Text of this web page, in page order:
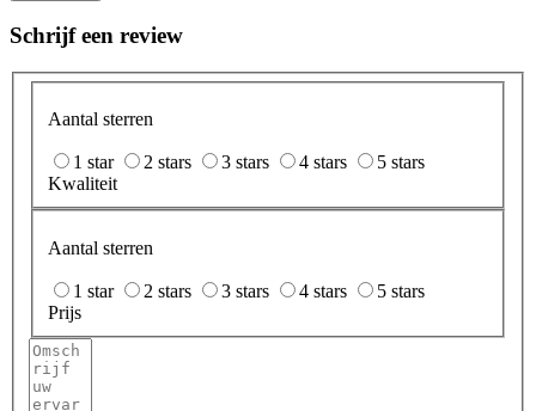
Schrijf een review
Aantal sterren
1 star 2 stars 3 stars 4 stars
5 stars
Kwaliteit
Aantal sterren
1 star 2 stars 3 stars 4 stars
5 stars
Prijs